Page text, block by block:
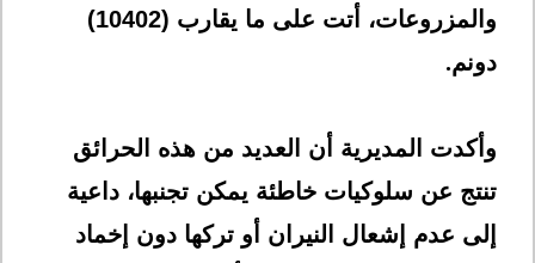
والمزروعات، أتت على ما يقارب (10402)
دونم.
وأكدت المديرية أن العديد من هذه الحرائق
تنتج عن سلوكيات خاطئة يمكن تجنبها، داعية
إلى عدم إشعال النيران أو تركها دون إخماد